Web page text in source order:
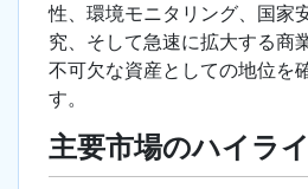
性、環境モニタリング、国家
究、そして急速に拡大する商
不可欠な資産としての地位を
す。
主要市場のハイラ